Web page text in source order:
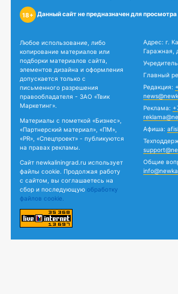
18+ Данный сайт не предназначен для
Любое использование, либо
копирование материалов или
подборки материалов сайта,
элементов дизайна и оформления
допускается только с
письменного разрешения
правообладателя - ЗАО «Твик
Маркетинг».
Материалы с пометкой «Бизнес»,
«Партнерский материал», «ПМ»,
«PR», «Спецпроект» - публикуются
на правах рекламы.
Сайт newkaliningrad.ru использует
файлы cookie. Продолжая работу
с сайтом, вы соглашаетесь на
сбор и последующую обработку
файлов cookie.
Адрес: г.
Гаражная,
Главный
Редакция:
Реклама:
Афиша:
Общие